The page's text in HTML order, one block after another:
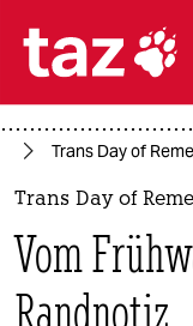

politik
Trans Day of
Trans Day of
Vom
Randnotiz